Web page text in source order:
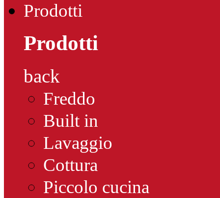
Prodotti
Prodotti
back
Freddo
Built in
Lavaggio
Cottura
Piccolo cucina